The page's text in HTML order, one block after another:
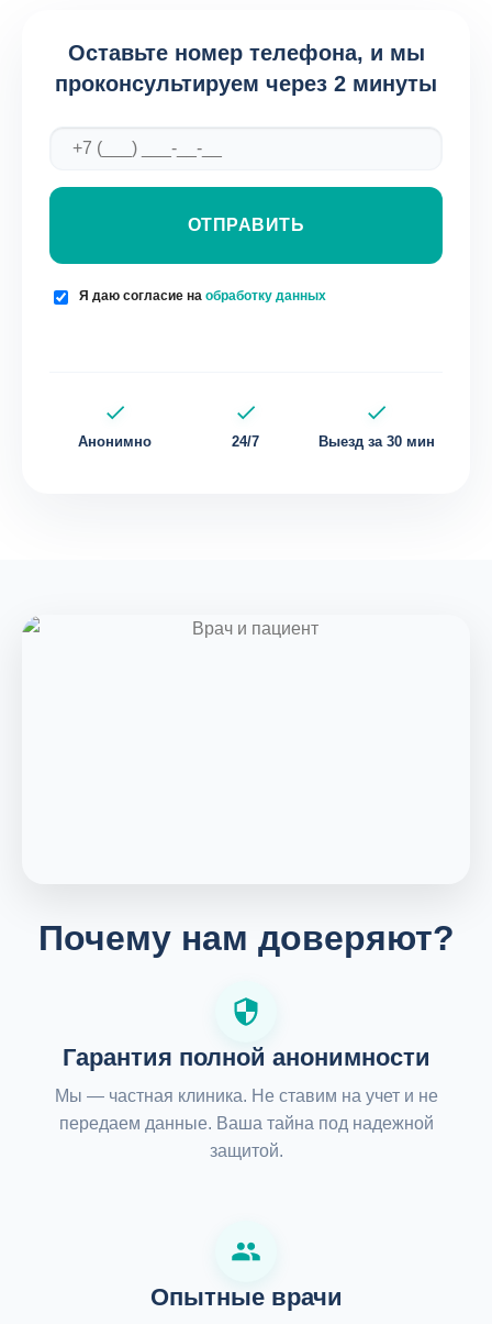
Оставьте номер телефона, и мы
проконсультируем через 2 минуты
ОТПРАВИТЬ
Я даю согласие на обработку данных
Анонимно 24/7 Выезд за 30 мин
Почему нам доверяют?
Гарантия полной анонимности
Мы — частная клиника. Не ставим на учет и не
передаем данные. Ваша тайна под надежной
защитой.
Опытные врачи